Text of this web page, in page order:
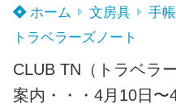
ホーム 文房具
手
トラベラーズノート
CLUB TN（トラベラ
案内・・・4月10日〜